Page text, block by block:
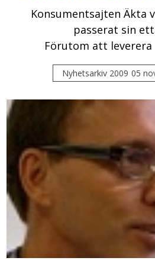
Konsumentsajten Äkta
passerat sin
Förutom att leverera
Nyhetsarkiv 2009 05